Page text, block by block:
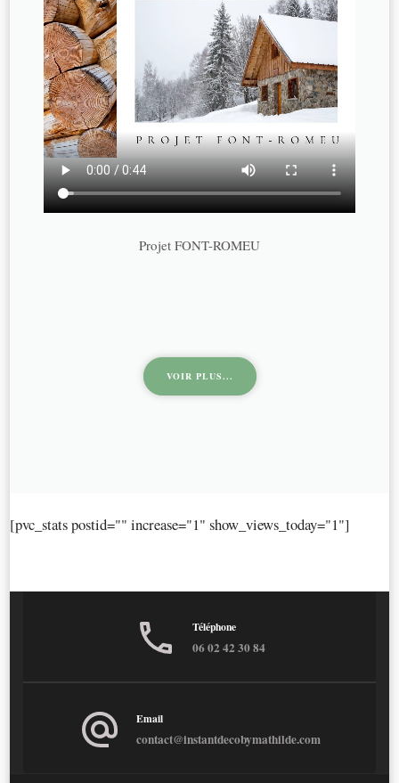
Projet FONT-ROMEU
VOIR PLUS...
[pvc_stats postid="" increase="1" show_views_today="1"]
Téléphone
06 02 42 30 84
Email
contact@instantdecobymathilde.com